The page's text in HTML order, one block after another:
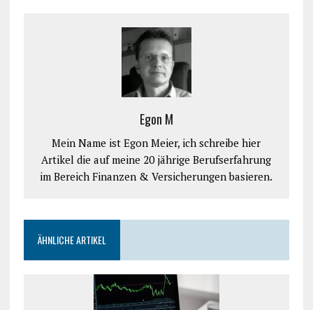
Egon M
Mein Name ist Egon Meier, ich schreibe hier
Artikel die auf meine 20 jährige Berufserfahrung
im Bereich Finanzen & Versicherungen basieren.
ÄHNLICHE ARTIKEL